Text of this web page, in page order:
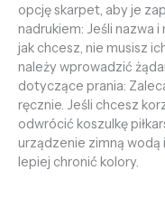
opcję skarpet, aby je
nadrukiem: Jeśli nazwa i
jak chcesz, nie musisz
należy wprowadzić
dotyczące prania:
ręcznie. Jeśli chcesz
odwrócić koszulkę
urządzenie zimną wodą
lepiej chronić kolory.